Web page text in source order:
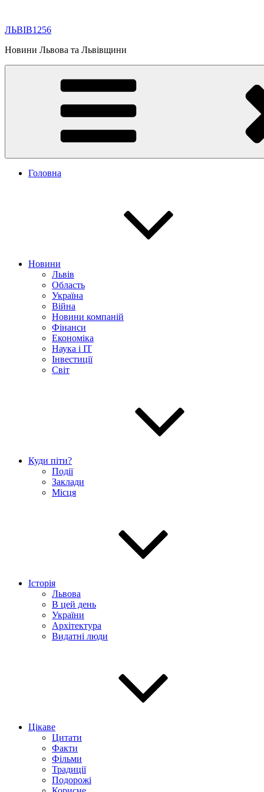
вмісту
ЛЬВІВ1256
Новини Львова та Львівщини
Головна
Новини
Львів
Область
Україна
Війна
Новини компаній
Фінанси
Економіка
Наука і IT
Інвестиції
Світ
Куди піти?
Події
Заклади
Місця
Історія
Львова
В цей день
України
Архітектура
Видатні люди
Цікаве
Цитати
Факти
Фільми
Традиції
Подорожі